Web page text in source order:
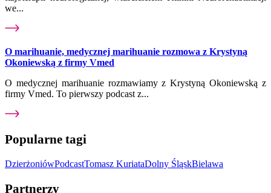
we...
O marihuanie, medycznej marihuanie rozmowa z Krystyną
Okoniewską z firmy Vmed
O medycznej marihuanie rozmawiamy z Krystyną Okoniewską z
firmy Vmed. To pierwszy podcast z...
Popularne tagi
DzierżoniówPodcastTomasz KuriataDolny ŚląskBielawa
Partnerzy